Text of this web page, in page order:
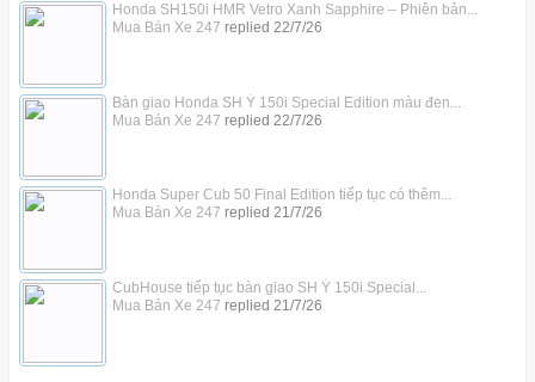
Honda SH150i HMR Vetro Xanh Sapphire – Phiên bản...
Mua Bán Xe 247 replied 22/7/26
Bàn giao Honda SH Ý 150i Special Edition màu đen...
Mua Bán Xe 247 replied 22/7/26
Honda Super Cub 50 Final Edition tiếp tục có thêm...
Mua Bán Xe 247 replied 21/7/26
CubHouse tiếp tục bàn giao SH Ý 150i Special...
Mua Bán Xe 247 replied 21/7/26